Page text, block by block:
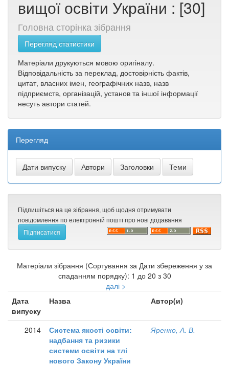
вищої освіти України : [30]
Головна сторінка зібрання
Перегляд статистики
Матеріали друкуються мовою оригіналу.
Відповідальність за переклад, достовірність фактів,
цитат, власних імен, географічних назв, назв
підприємств, організацій, установ та іншої інформації
несуть автори статей.
Перегляд
Підпишіться на це зібрання, щоб щодня отримувати
повідомлення по електронній пошті про нові додавання
Матеріали зібрання (Сортування за Дати збереження у за
спаданням порядку): 1 до 20 з 30
далі >
Дата
випуску
Назва Автор(и)
2014
Система якості освіти:
надбання та ризики
системи освіти на тлі
нового Закону України
Яренко, А. В.